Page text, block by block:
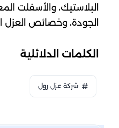
البلاستيك، والأسفلت
الجودة، وخصائص العزل
الكلمات الدلائلية
شركة عزل رول